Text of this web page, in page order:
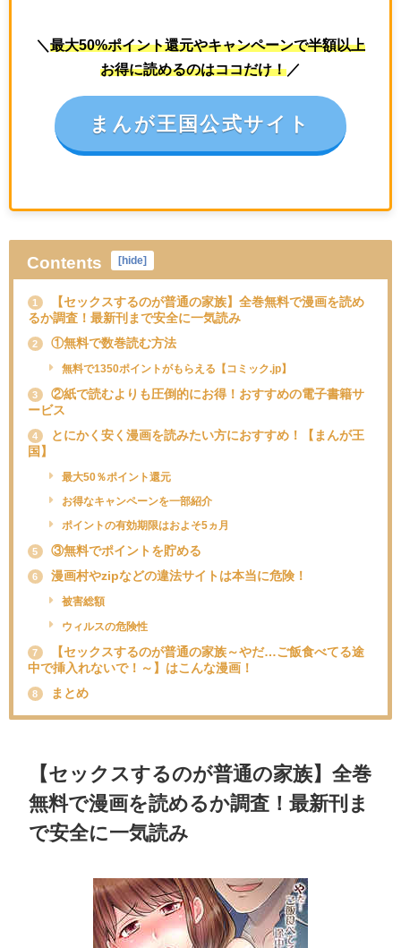
＼ 最大50%ポイント還元やキャンペーンで半額以上
お得に読めるのはココだけ！／
まんが王国公式サイト
Contents [hide]
1
【セックスするのが普通の家族】全巻無料で漫画を読め
るか調査！最新刊まで安全に一気読み
2 ①無料で数巻読む方法
無料で1350ポイントがもらえる【コミック.jp】
3
②紙で読むよりも圧倒的にお得！おすすめの電子書籍サ
ービス
4
とにかく安く漫画を読みたい方におすすめ！【まんが王
国】
最大50％ポイント還元
お得なキャンペーンを一部紹介
ポイントの有効期限はおよそ5ヵ月
5 ③無料でポイントを貯める
6 漫画村やzipなどの違法サイトは本当に危険！
被害総額
ウィルスの危険性
7
【セックスするのが普通の家族～やだ…ご飯食べてる途
中で挿入れないで！～】はこんな漫画！
8 まとめ
【セックスするのが普通の家族】全巻
無料で漫画を読めるか調査！最新刊ま
で安全に一気読み